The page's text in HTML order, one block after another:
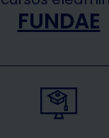
de las cookies
FUNDAE